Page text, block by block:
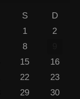
S
D
1
2
8
15
16
22
23
29
30